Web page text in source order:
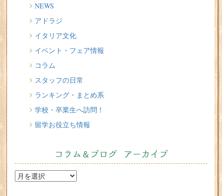
イタリアが誇る3人の天才芸術家 その傑作を見に行こう！
2026/07/16
味わってみたい！魚介の「ごった煮」 リヴォルノの
Cacciucco（カッチュッコ）
NEWS
アドラジ
イタリア文化
イベント・フェア情報
コラム
スタッフの日常
ランキング・まとめ系
学校・卒業生へ訪問！
留学お役立ち情報
コラム＆ブログ アーカイブ